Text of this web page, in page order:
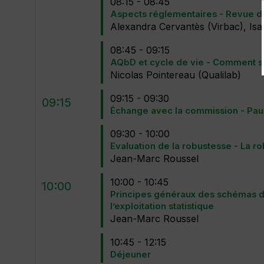
Aspects réglementaires - Revue
Alexandra Cervantès (Virbac)
08:45 - 09:15
AQbD et cycle de vie - Comment
Nicolas Pointereau (Qualilab)
09:15 09:15 - 09:30
Échange avec la commission -
09:30 - 10:00
Evaluation de la robustesse - La
Jean-Marc Roussel
10:00 10:00 - 10:45
Principes généraux des schémas
l’exploitation statistique
Jean-Marc Roussel
10:45 - 12:15
Déjeuner